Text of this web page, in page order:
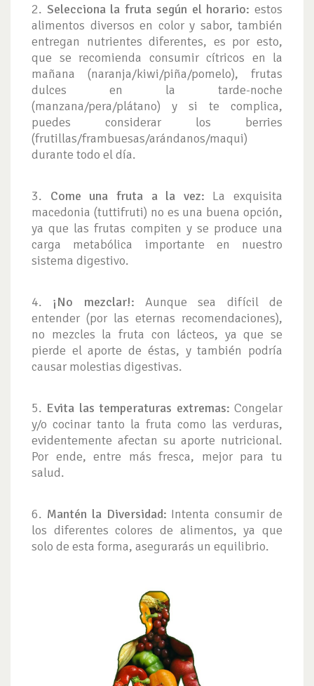
2. Selecciona la fruta según el horario: estos
alimentos diversos en color y sabor, también
entregan nutrientes diferentes, es por esto,
que se recomienda consumir cítricos en la
mañana (naranja/kiwi/piña/pomelo), frutas
dulces en la tarde-noche
(manzana/pera/plátano) y si te complica,
puedes considerar los berries
(frutillas/frambuesas/arándanos/maqui)
durante todo el día.
3. Come una fruta a la vez: La exquisita
macedonia (tuttifruti) no es una buena opción,
ya que las frutas compiten y se produce una
carga metabólica importante en nuestro
sistema digestivo.
4. ¡No mezclar!: Aunque sea difícil de
entender (por las eternas recomendaciones),
no mezcles la fruta con lácteos, ya que se
pierde el aporte de éstas, y también podría
causar molestias digestivas.
5. Evita las temperaturas extremas: Congelar
y/o cocinar tanto la fruta como las verduras,
evidentemente afectan su aporte nutricional.
Por ende, entre más fresca, mejor para tu
salud.
6. Mantén la Diversidad: Intenta consumir de
los diferentes colores de alimentos, ya que
solo de esta forma, asegurarás un equilibrio.